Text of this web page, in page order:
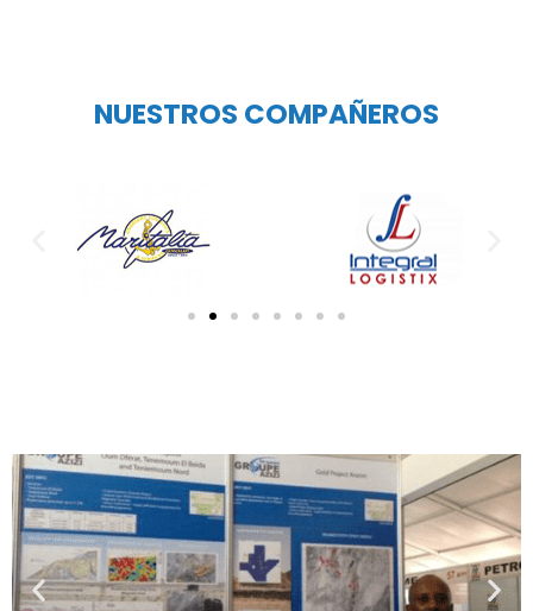
NUESTROS COMPAÑEROS